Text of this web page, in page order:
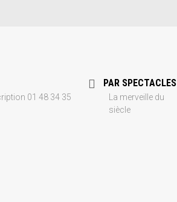
01 48 34 35
PAR SPECTACLES
La merveille du
siècle